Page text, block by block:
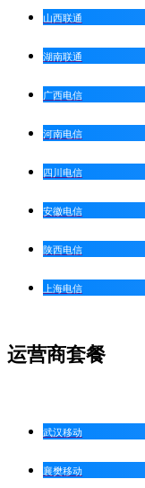
山西联通
湖南联通
广西电信
河南电信
四川电信
安徽电信
陕西电信
上海电信
运营商套餐
武汉移动
襄樊移动